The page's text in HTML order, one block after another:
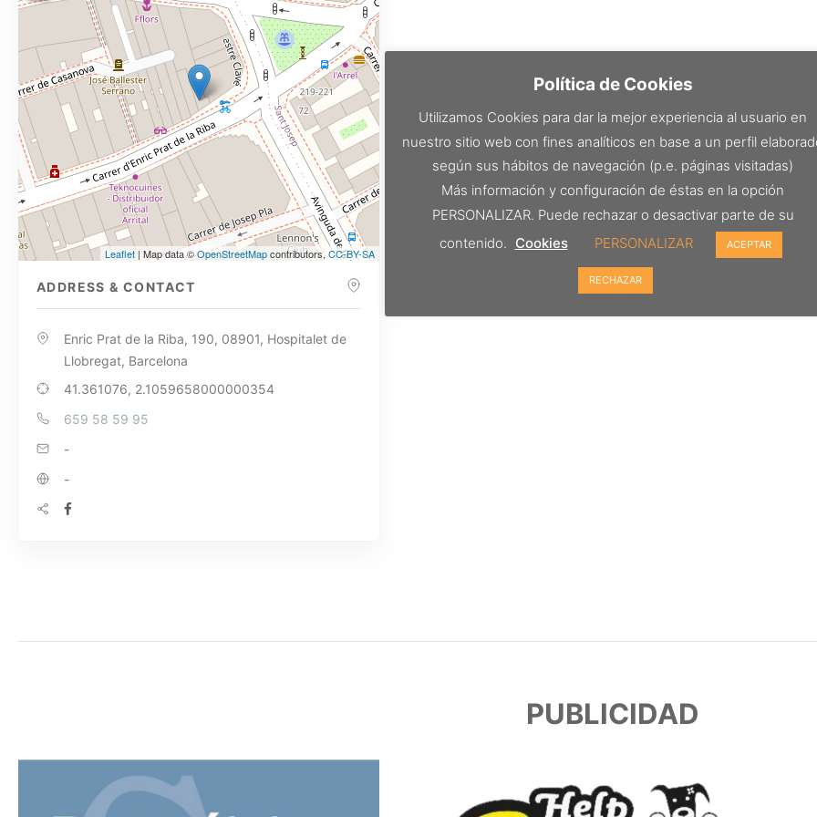
Leaflet | Map data ©OpenStreetMapcontributors,CC-BY-SA
ADDRESS & CONTACT
Enric Prat de la Riba, 190, 08901, Hospitalet de
Llobregat, Barcelona
41.361076, 2.1059658000000354
659 58 59 95
-
-
PUBLICIDAD
Política de Cookies
Utilizamos Cookies para dar la mejor experiencia al usuario en
nuestro sitio web con fines analíticos en base a un perfil
según sus hábitos de navegación (p.e. páginas visitadas)
Más información y configuración de éstas en la opción
PERSONALIZAR. Puede rechazar o desactivar parte de su
contenido. Cookies PERSONALIZAR ACEPTAR
RECHAZAR